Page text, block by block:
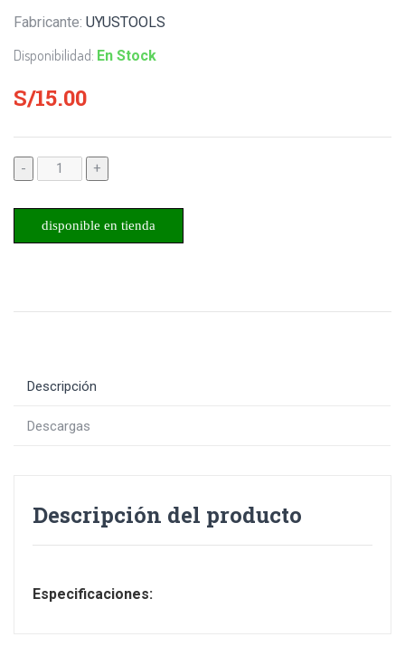
Fabricante: UYUSTOOLS
Disponibilidad: En Stock
S/15.00
- +
disponible en tienda
Descripción
Descargas
Descripción del producto
Especificaciones: